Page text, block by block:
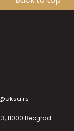
11000 Beograd